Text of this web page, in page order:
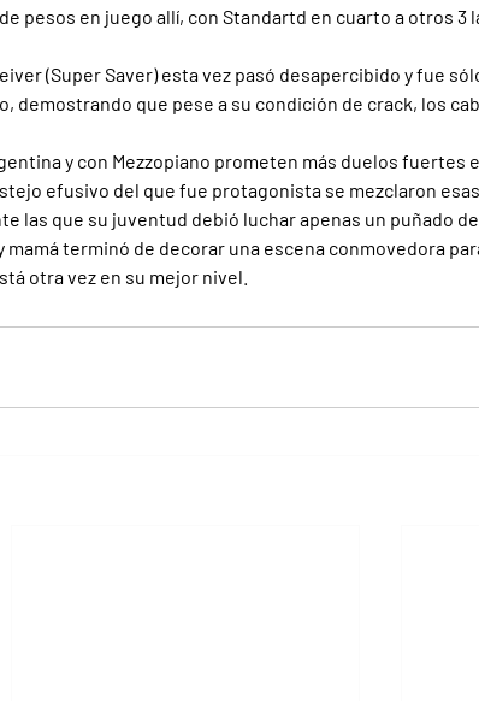
pesos en juego allí, con Standartd en cuarto a otros 3
(Super Saver) esta vez pasó desapercibido y fue
demostrando que pese a su condición de crack, los
y con Mezzopiano prometen más duelos fuertes
efusivo del que fue protagonista se mezclaron
las que su juventud debió luchar apenas un puñado
mamá terminó de decorar una escena conmovedora
otra vez en su mejor nivel.